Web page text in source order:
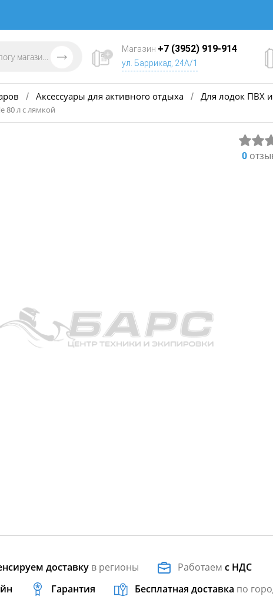
Магазин +7 (3952) 919-914
ул. Баррикад, 24А/1
/ Аксессуары для активного отдыха / Для лодок ПВХ
80 л с лямкой
0
доставку в регионы Работаемс НДС
Гарантия Бесплатная доставка по